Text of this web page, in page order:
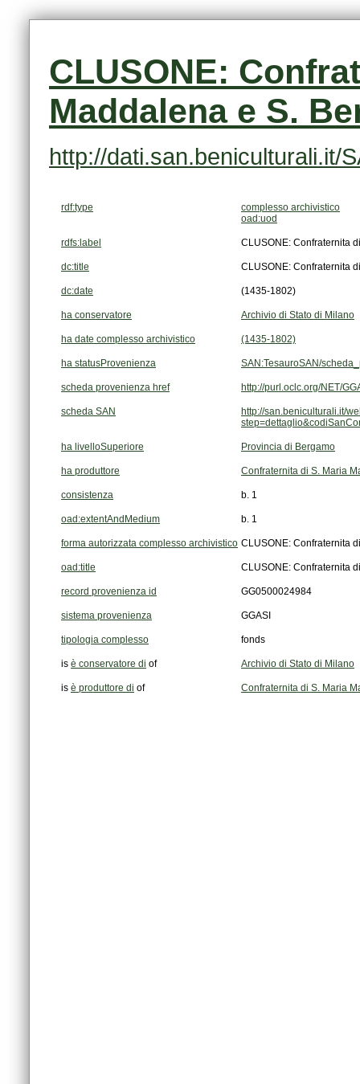
Maddalena e S.
http://dati.san.beniculturali.it/
rdf:type
complesso archivistico
oad:uod
rdfs:label CLUSONE: Confraternita
dc:title CLUSONE: Confraternita
dc:date (1435-1802)
ha conservatore Archivio di Stato di Milano
ha date complesso archivistico (1435-1802)
ha statusProvenienza SAN:TesauroSAN/
scheda provenienza href http://purl.oclc.org/NET/
scheda SAN
ha livelloSuperiore Provincia di Bergamo
ha produttore Confraternita di S. Maria
consistenza b. 1
oad:extentAndMedium b. 1
forma autorizzata complesso archivistico CLUSONE: Confraternita
oad:title CLUSONE: Confraternita
record provenienza id GG0500024984
sistema provenienza GGASI
tipologia complesso fonds
is è conservatore di of Archivio di Stato di Milano
is è produttore di of Confraternita di S. Maria